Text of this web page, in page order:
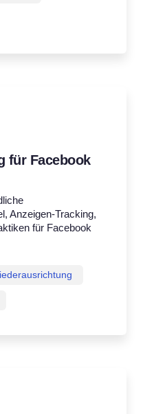
für Facebook
Anzeigen-Tracking,
für Facebook